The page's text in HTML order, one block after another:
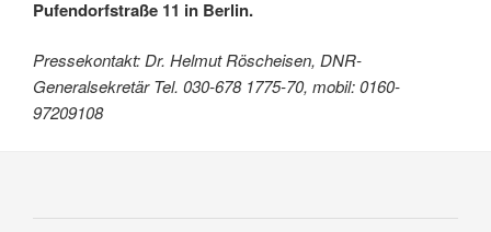
Pufendorfstraße 11 in Berlin.
Pressekontakt: Dr. Helmut Röscheisen, DNR-
Generalsekretär Tel. 030-678 1775-70, mobil: 0160-
97209108